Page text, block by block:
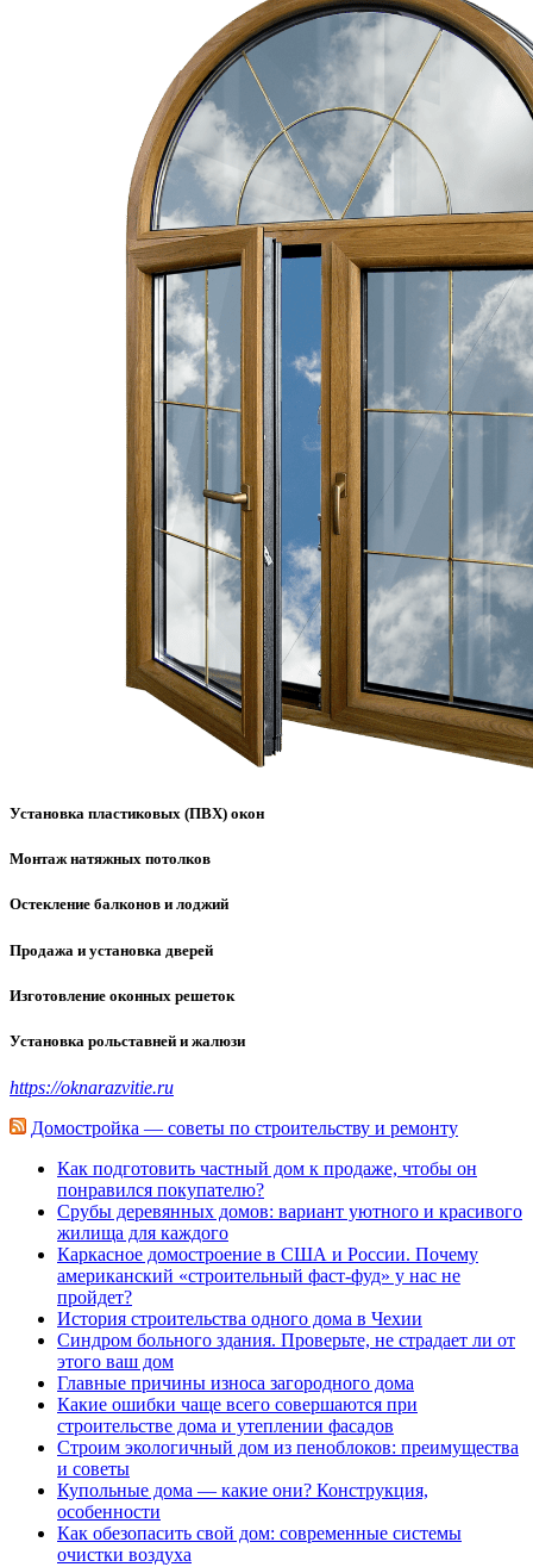
Установка пластиковых (ПВХ) окон
Монтаж натяжных потолков
Остекление балконов и лоджий
Продажа и установка дверей
Изготовление оконных решеток
Установка рольставней и жалюзи
https://oknarazvitie.ru
Домостройка — советы по строительству и ремонту
Как подготовить частный дом к продаже, чтобы он
понравился покупателю?
Срубы деревянных домов: вариант уютного и красивого
жилища для каждого
Каркасное домостроение в США и России. Почему
американский «строительный фаст-фуд» у нас не
пройдет?
История строительства одного дома в Чехии
Синдром больного здания. Проверьте, не страдает ли от
этого ваш дом
Главные причины износа загородного дома
Какие ошибки чаще всего совершаются при
строительстве дома и утеплении фасадов
Строим экологичный дом из пеноблоков: преимущества
и советы
Купольные дома — какие они? Конструкция,
особенности
Как обезопасить свой дом: современные системы
очистки воздуха